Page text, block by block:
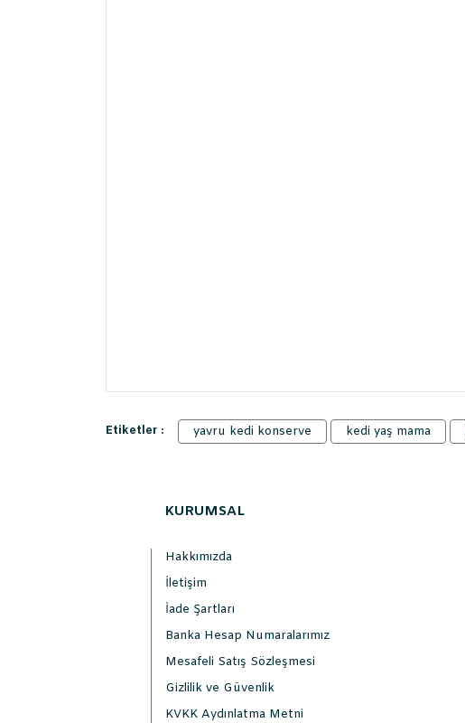
Etiketler : yavru kedi konserve kedi yaş mama
KURUMSAL
Hakkımızda
İletişim
İade Şartları
Banka Hesap Numaralarımız
Mesafeli Satış Sözleşmesi
Gizlilik ve Güvenlik
KVKK Aydınlatma Metni